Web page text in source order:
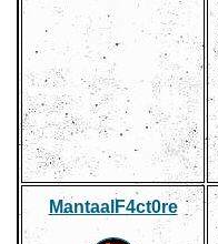
MantaalF4ct0re